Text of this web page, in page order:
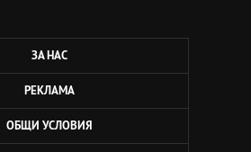
ЗА НАС
РЕКЛАМА
ОБЩИ УСЛОВИЯ